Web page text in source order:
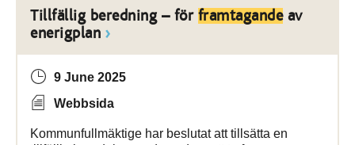
Tillfällig beredning – för framtagandeav
enerigplan
9 June 2025
Webbsida
Kommunfullmäktige har beslutat att tillsätta en